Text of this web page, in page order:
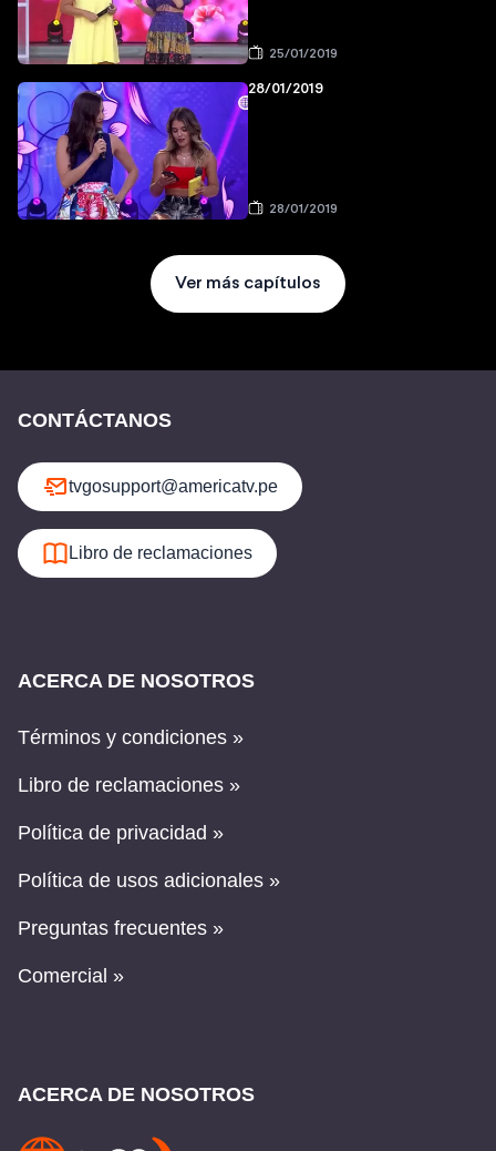
25/01/2019
28/01/2019
28/01/2019
Ver más capítulos
CONTÁCTANOS
tvgosupport@americatv.pe
Libro de reclamaciones
ACERCA DE NOSOTROS
Términos y condiciones »
Libro de reclamaciones »
Política de privacidad »
Política de usos adicionales »
Preguntas frecuentes »
Comercial »
ACERCA DE NOSOTROS